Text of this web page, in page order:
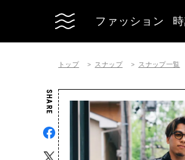
ファッション
トップ スナップ スナップ一覧
SHARE